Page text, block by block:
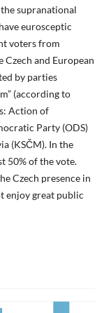
supranational
eurosceptic
voters from
and European
by parties
(according to
Action of
Party (ODS)
(KSČM). In the
50% of the vote.
Czech presence in
enjoy great public